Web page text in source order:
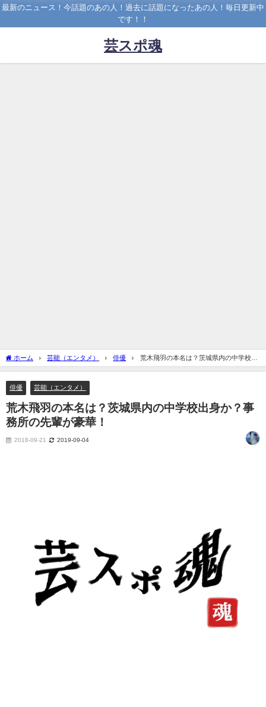
最新のニュース！今話題のあの人！過去に話題になったあの人！毎日更新中
です！！
芸スポ魂
ホーム 芸能（エンタメ） 俳優
荒木飛羽の本名は？茨城県内の中学校出
身か？事務所の先輩が豪華！
俳優 芸能（エンタメ）
荒木飛羽の本名は？茨城県内の中学校出身か？事
務所の先輩が豪華！
2018-09-21 2019-09-04